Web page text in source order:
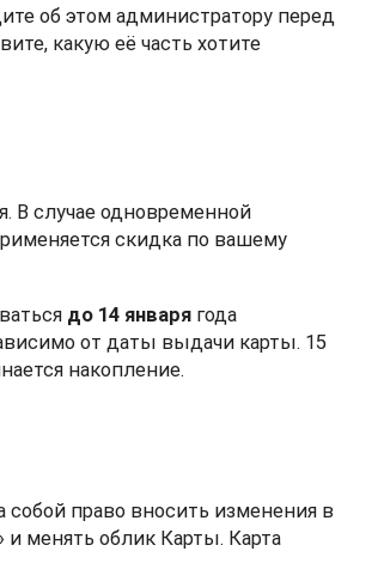
об этом администратору перед
какую её часть хотите
В случае одновременной
скидка по вашему
до 14 январягода
от даты выдачи карты. 15
накопление.
право вносить изменения в
менять облик Карты. Карта